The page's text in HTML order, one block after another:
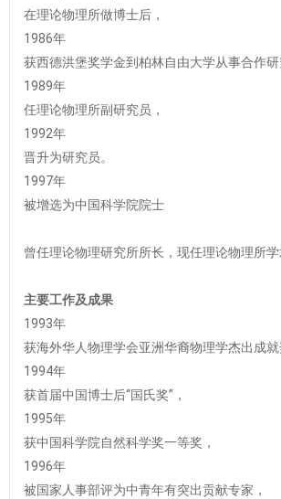
在理论物理所做博士后，
1986年
获西德洪堡奖学金到柏林自由大学从事合作研
1989年
任理论物理所副研究员，
1992年
晋升为研究员。
1997年
被增选为中国科学院院士
曾任理论物理研究所所长，现任理论物理所学
主要工作及成果
1993年
获海外华人物理学会亚洲华裔物理学杰出成就
1994年
获首届中国博士后“国氏奖”，
1995年
获中国科学院自然科学奖一等奖，
1996年
被国家人事部评为中青年有突出贡献专家，